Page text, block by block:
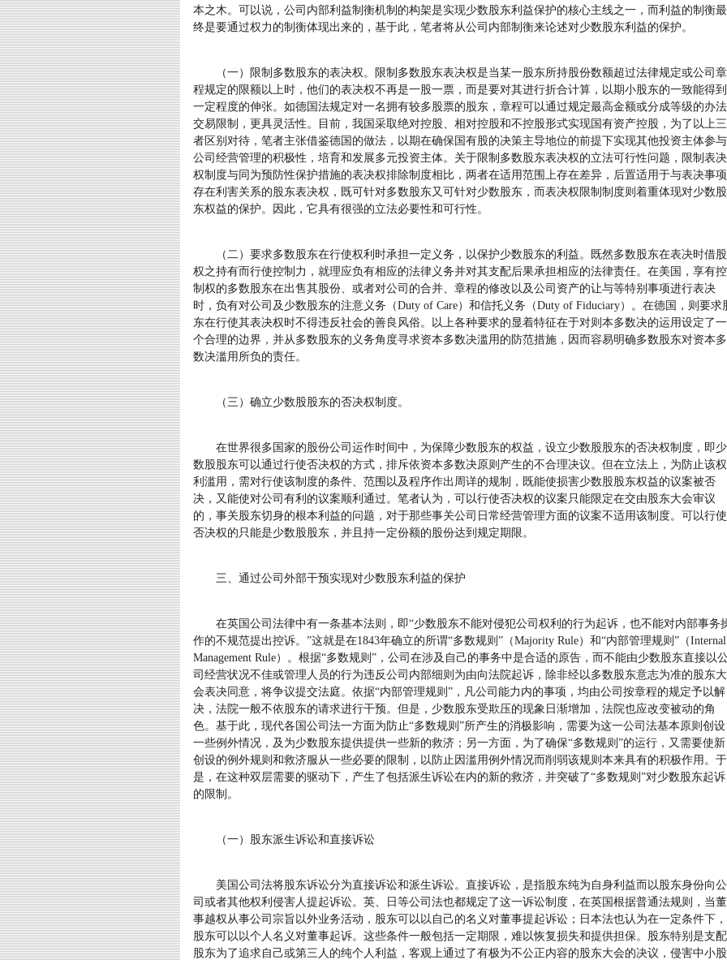
本之木。可以说，公司内部利益制衡机制的构架是实现少数股东利益保护的核心主线之一，而利益的制衡最
终是要通过权力的制衡体现出来的，基于此，笔者将从公司内部制衡来论述对少数股东利益的保护。
（一）限制多数股东的表决权。限制多数股东表决权是当某一股东所持股份数额超过法律规定或公司章
程规定的限额以上时，他们的表决权不再是一股一票，而是要对其进行折合计算，以期小股东的一致能得到
一定程度的伸张。如德国法规定对一名拥有较多股票的股东，章程可以通过规定最高金额或分成等级的办法
交易限制，更具灵活性。目前，我国采取绝对控股、相对控股和不控股形式实现国有资产控股，为了以上三
者区别对待，笔者主张借鉴德国的做法，以期在确保国有股的决策主导地位的前提下实现其他投资主体参与
公司经营管理的积极性，培育和发展多元投资主体。关于限制多数股东表决权的立法可行性问题，限制表决
权制度与同为预防性保护措施的表决权排除制度相比，两者在适用范围上存在差异，后置适用于与表决事项
存在利害关系的股东表决权，既可针对多数股东又可针对少数股东，而表决权限制制度则着重体现对少数股
东权益的保护。因此，它具有很强的立法必要性和可行性。
（二）要求多数股东在行使权利时承担一定义务，以保护少数股东的利益。既然多数股东在表决时借股
权之持有而行使控制力，就理应负有相应的法律义务并对其支配后果承担相应的法律责任。在美国，享有控
制权的多数股东在出售其股份、或者对公司的合并、章程的修改以及公司资产的让与等特别事项进行表决
时，负有对公司及少数股东的注意义务（Duty of Care）和信托义务（Duty of Fiduciary）。在德国，则要求
东在行使其表决权时不得违反社会的善良风俗。以上各种要求的显着特征在于对则本多数决的运用设定了一
个合理的边界，并从多数股东的义务角度寻求资本多数决滥用的防范措施，因而容易明确多数股东对资本多
数决滥用所负的责任。
（三）确立少数股股东的否决权制度。
在世界很多国家的股份公司运作时间中，为保障少数股东的权益，设立少数股股东的否决权制度，即少
数股股东可以通过行使否决权的方式，排斥依资本多数决原则产生的不合理决议。但在立法上，为防止该权
利滥用，需对行使该制度的条件、范围以及程序作出周详的规制，既能使损害少数股股东权益的议案被否
决，又能使对公司有利的议案顺利通过。笔者认为，可以行使否决权的议案只能限定在交由股东大会审议
的，事关股东切身的根本利益的问题，对于那些事关公司日常经营管理方面的议案不适用该制度。可以行使
否决权的只能是少数股股东，并且持一定份额的股份达到规定期限。
三、通过公司外部干预实现对少数股东利益的保护
在英国公司法律中有一条基本法则，即“少数股东不能对侵犯公司权利的行为起诉，也不能对内部事务
作的不规范提出控诉。”这就是在1843年确立的所谓“多数规则”（Majority Rule）和“内部管理规则”（Internal
Management Rule）。根据“多数规则”，公司在涉及自己的事务中是合适的原告，而不能由少数股东直接以
司经营状况不佳或管理人员的行为违反公司内部细则为由向法院起诉，除非经以多数股东意志为准的股东大
会表决同意，将争议提交法庭。依据“内部管理规则”，凡公司能力内的事项，均由公司按章程的规定予以解
决，法院一般不依股东的请求进行干预。但是，少数股东受欺压的现象日渐增加，法院也应改变被动的角
色。基于此，现代各国公司法一方面为防止“多数规则”所产生的消极影响，需要为这一公司法基本原则创设
一些例外情况，及为少数股东提供提供一些新的救济；另一方面，为了确保“多数规则”的运行，又需要使新
创设的例外规则和救济服从一些必要的限制，以防止因滥用例外情况而削弱该规则本来具有的积极作用。于
是，在这种双层需要的驱动下，产生了包括派生诉讼在内的新的救济，并突破了“多数规则”对少数股东起诉
的限制。
（一）股东派生诉讼和直接诉讼
美国公司法将股东诉讼分为直接诉讼和派生诉讼。直接诉讼，是指股东纯为自身利益而以股东身份向公
司或者其他权利侵害人提起诉讼。英、日等公司法也都规定了这一诉讼制度，在英国根据普通法规则，当董
事越权从事公司宗旨以外业务活动，股东可以以自己的名义对董事提起诉讼；日本法也认为在一定条件下，
股东可以以个人名义对董事起诉。这些条件一般包括一定期限，难以恢复损失和提供担保。股东特别是支配
股东为了追求自己或第三人的纯个人利益，客观上通过了有极为不公正内容的股东大会的决议，侵害中小股